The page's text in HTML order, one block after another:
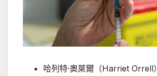
哈列特·奧萊爾（Harriet Orrell）